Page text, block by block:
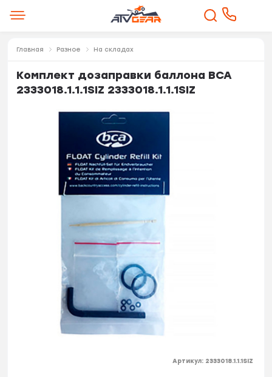
Главная Разное На складах
Комплект дозаправки баллона BCA
2333018.1.1.1SIZ 2333018.1.1.1SIZ
Артикул: 2333018.1.1.1SIZ